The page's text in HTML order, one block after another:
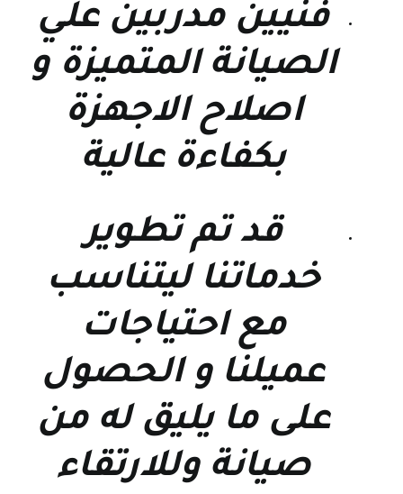
فنيين مدربين علي
الصيانة المتميزة و
اصلاح الاجهزة
بكفاءة عالية
قد تم تطوير
خدماتنا ليتناسب
مع احتياجات
عميلنا و الحصول
على ما يليق له من
صيانة وللارتقاء